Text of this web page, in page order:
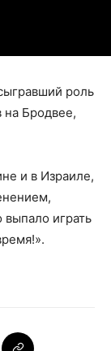
роль
на Бродвее,
и в Израиле,
играть